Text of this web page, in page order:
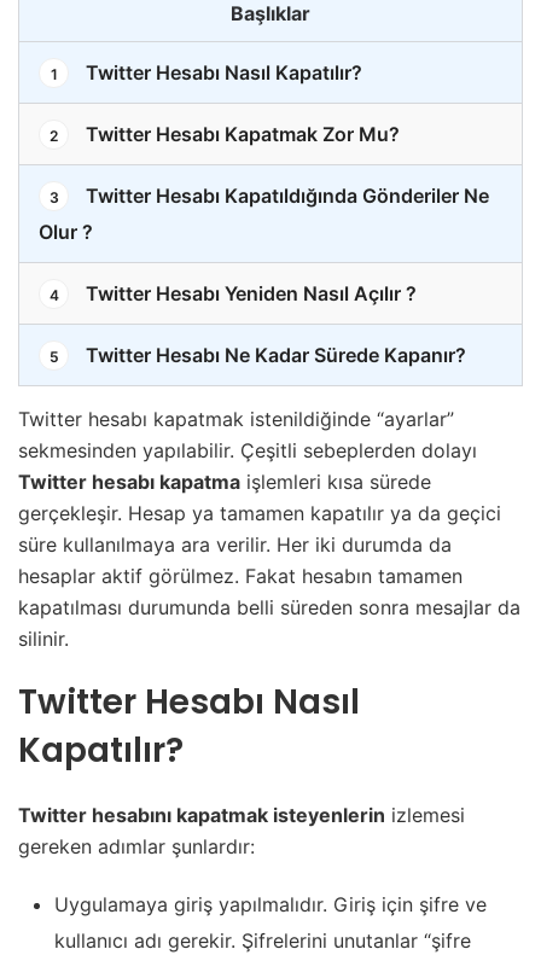
Başlıklar
1 Twitter Hesabı Nasıl Kapatılır?
2 Twitter Hesabı Kapatmak Zor Mu?
3
Twitter Hesabı Kapatıldığında Gönderiler Ne
Olur ?
4 Twitter Hesabı Yeniden Nasıl Açılır ?
5 Twitter Hesabı Ne Kadar Sürede Kapanır?
Twitter hesabı kapatmak istenildiğinde “ayarlar”
sekmesinden yapılabilir. Çeşitli sebeplerden dolayı
Twitter hesabı kapatma işlemleri kısa sürede
gerçekleşir. Hesap ya tamamen kapatılır ya da geçici
süre kullanılmaya ara verilir. Her iki durumda da
hesaplar aktif görülmez. Fakat hesabın tamamen
kapatılması durumunda belli süreden sonra mesajlar da
silinir.
Twitter Hesabı Nasıl
Kapatılır?
Twitter hesabını kapatmak isteyenlerin izlemesi
gereken adımlar şunlardır:
Uygulamaya giriş yapılmalıdır. Giriş için şifre ve
kullanıcı adı gerekir. Şifrelerini unutanlar “şifre